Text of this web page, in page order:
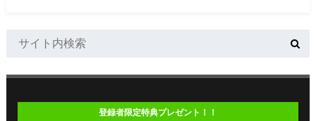
登録者限定特典プレゼント！！